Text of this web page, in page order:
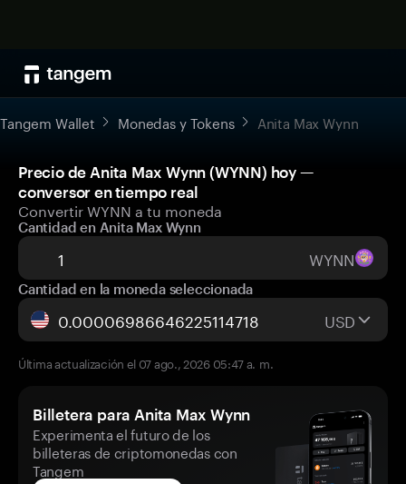
Tangem Wallet Monedas y Tokens Anita Max Wynn
Precio de Anita Max Wynn (WYNN) hoy —
conversor en tiempo real
Convertir WYNN a tu moneda
Cantidad en Anita Max Wynn
WYNN
Cantidad en la moneda seleccionada
USD
Última actualización el 07 ago., 2026 05:47 a. m.
Billetera para Anita Max Wynn
Experimenta el futuro de los
billeteras de criptomonedas con
Tangem